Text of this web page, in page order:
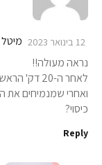
מיטל 12 בינואר 2023
נראה מעולה!!
לאחר ה-20 דק' הראשונות
ואחרי שמנמיחים
כיסוי?
Reply